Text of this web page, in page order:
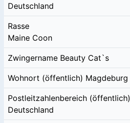
Deutschland
Rasse
Maine Coon
Zwingername Beauty Cat`s
Wohnort (öffentlich) Magdeburg
Postleitzahlenbereich (öffentlich)
Deutschland